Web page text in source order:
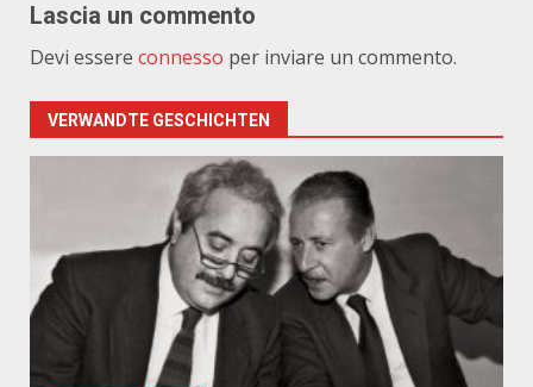
Lascia un commento
Devi essere connesso per inviare un commento.
VERWANDTE GESCHICHTEN